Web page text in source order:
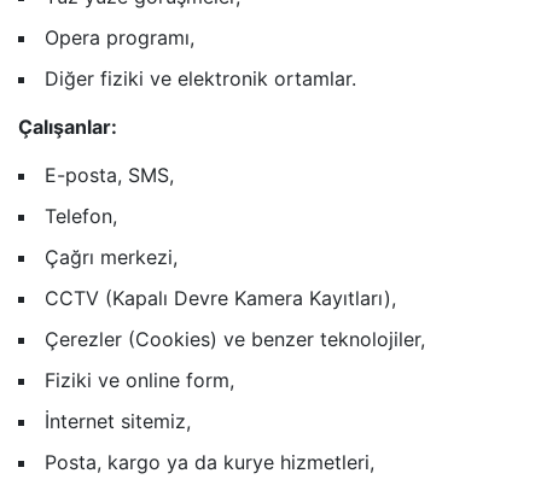
Opera programı,
Diğer fiziki ve elektronik ortamlar.
Çalışanlar:
E-posta, SMS,
Telefon,
Çağrı merkezi,
CCTV (Kapalı Devre Kamera Kayıtları),
Çerezler (Cookies) ve benzer teknolojiler,
Fiziki ve online form,
İnternet sitemiz,
Posta, kargo ya da kurye hizmetleri,